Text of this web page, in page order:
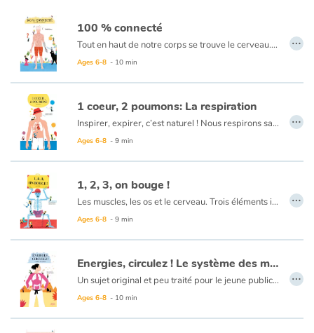
100 % connecté
Tout en haut de notre corps se trouve le cerveau. C’est lui qui analyse, qui prend les décisions. C’est le commandant
Ages 6-8 - 10 min
…
1 coeur, 2 poumons: La respiration
Inspirer, expirer, c’est naturel ! Nous respirons sans même y prêter attention… Pourtant, c'est tout notre corps qui entre en mouvement !
Une fois que les cellules ont consommé l’oxygène, elles libèrent du gaz carbonique… Demi-tour ! Ce gaz refait le même chemin mais en sens inverse !
Ages 6-8 - 9 min
…
1, 2, 3, on bouge !
Les muscles, les os et le cerveau. Trois éléments indispensables pour pouvoir cligner des yeux, hocher la tête, marcher ou courir. Le cerveau donne les ordres, les muscles actionnent les os qui forment le squelette. Alors, le squelette à quoi sert-il ? Il est la charpente du corps, c'est lui qui permet à l'Homme de se tenir droit par exemple. Au fil du temps, le squelette a évolué en même temps que le cerveau pour mieux répondre à ses besoins. Ainsi l'Homme et le singe sont les seuls à posséder un pouce qui leur permet de saisir des objets et donc d'utiliser des outils ! Et comment le squelette bouge ? Grâce aux articulations, aux ligaments, aux tendons et aux muscles !
Ages 6-8 - 9 min
…
Energies, circulez ! Le système des méridiens
Un sujet original et peu traité pour le jeune public. Il donne des clés pour rester en bonne santé et mieux comprendre nos émotions et nos petits coups de mou. è Une approche simple et accessible du fonctionnement du corps humain. Comme dans la nature, l'énergie circule dans notre corps. Chaque méridien est lié à un organe, le fournit en énergie. Les interactions entre le texte et les illustrations permettent une découverte dynamique, éveillent la curiosité et nous apportent un autre regard sur notre corps.
Ages 6-8 - 10 min
…